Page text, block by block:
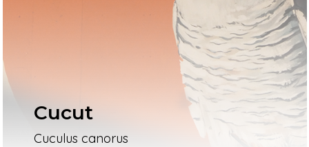
Cucut
Cuculus canorus